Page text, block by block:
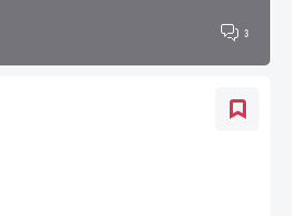
3